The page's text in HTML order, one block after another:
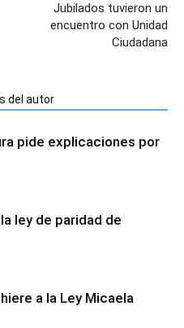
Jubilados tuvieron un
encuentro con Unidad
Ciudadana
del autor
pide explicaciones por
ley de paridad de
a la Ley Micaela